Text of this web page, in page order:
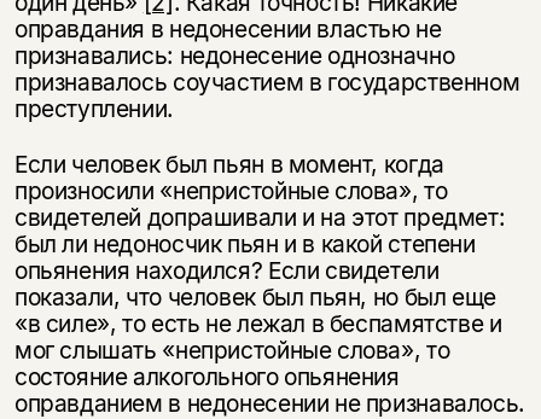
оправдания в недонесении властью не
признавались: недонесение однозначно
признавалось соучастием в государственном
преступлении.
Если человек был пьян в момент, когда
произносили «непристойные слова», то
свидетелей допрашивали и на этот предмет:
был ли недоносчик пьян и в какой степени
опьянения находился? Если свидетели
показали, что человек был пьян, но был еще
«в силе», то есть не лежал в беспамятстве и
мог слышать «непристойные слова», то
состояние алкогольного опьянения
оправданием в недонесении не признавалось.
подписаться
подписаться
да
нет, вернуться назад